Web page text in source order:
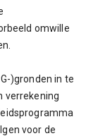
omwille
)gronden in te
verrekening
voor de